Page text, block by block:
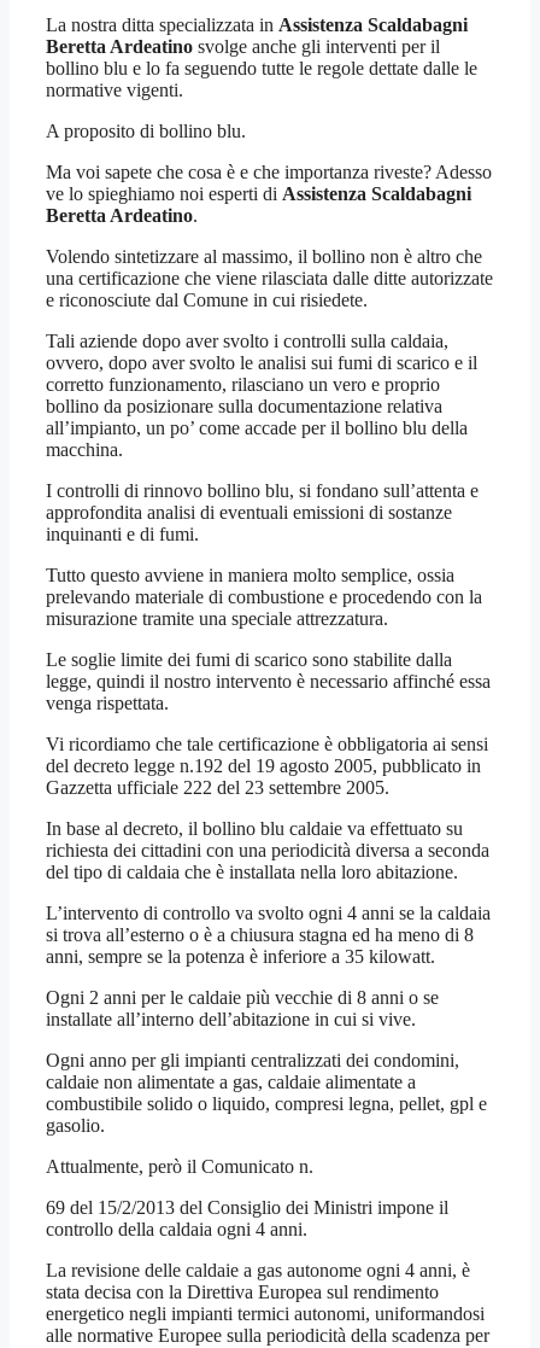
La nostra ditta specializzata in Assistenza Scaldabagni
Beretta Ardeatino svolge anche gli interventi per il
bollino blu e lo fa seguendo tutte le regole dettate dalle le
normative vigenti.
A proposito di bollino blu.
Ma voi sapete che cosa è e che importanza riveste? Adesso
ve lo spieghiamo noi esperti di Assistenza Scaldabagni
Beretta Ardeatino.
Volendo sintetizzare al massimo, il bollino non è altro che
una certificazione che viene rilasciata dalle ditte autorizzate
e riconosciute dal Comune in cui risiedete.
Tali aziende dopo aver svolto i controlli sulla caldaia,
ovvero, dopo aver svolto le analisi sui fumi di scarico e il
corretto funzionamento, rilasciano un vero e proprio
bollino da posizionare sulla documentazione relativa
all’impianto, un po’ come accade per il bollino blu della
macchina.
I controlli di rinnovo bollino blu, si fondano sull’attenta e
approfondita analisi di eventuali emissioni di sostanze
inquinanti e di fumi.
Tutto questo avviene in maniera molto semplice, ossia
prelevando materiale di combustione e procedendo con la
misurazione tramite una speciale attrezzatura.
Le soglie limite dei fumi di scarico sono stabilite dalla
legge, quindi il nostro intervento è necessario affinché essa
venga rispettata.
Vi ricordiamo che tale certificazione è obbligatoria ai sensi
del decreto legge n.192 del 19 agosto 2005, pubblicato in
Gazzetta ufficiale 222 del 23 settembre 2005.
In base al decreto, il bollino blu caldaie va effettuato su
richiesta dei cittadini con una periodicità diversa a seconda
del tipo di caldaia che è installata nella loro abitazione.
L’intervento di controllo va svolto ogni 4 anni se la caldaia
si trova all’esterno o è a chiusura stagna ed ha meno di 8
anni, sempre se la potenza è inferiore a 35 kilowatt.
Ogni 2 anni per le caldaie più vecchie di 8 anni o se
installate all’interno dell’abitazione in cui si vive.
Ogni anno per gli impianti centralizzati dei condomini,
caldaie non alimentate a gas, caldaie alimentate a
combustibile solido o liquido, compresi legna, pellet, gpl e
gasolio.
Attualmente, però il Comunicato n.
69 del 15/2/2013 del Consiglio dei Ministri impone il
controllo della caldaia ogni 4 anni.
La revisione delle caldaie a gas autonome ogni 4 anni, è
stata decisa con la Direttiva Europea sul rendimento
energetico negli impianti termici autonomi, uniformandosi
alle normative Europee sulla periodicità della scadenza per